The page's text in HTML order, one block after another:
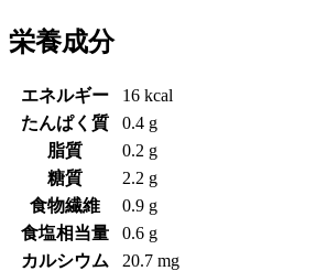
栄養成分
エネルギー
16 kcal
たんぱく質
0.4 g
脂質
0.2 g
糖質
2.2 g
食物繊維
0.9 g
食塩相当量
0.6 g
カルシウム
20.7 mg